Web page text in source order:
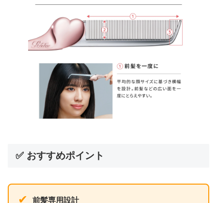
✅ おすすめポイント
✔
前髪専用設計